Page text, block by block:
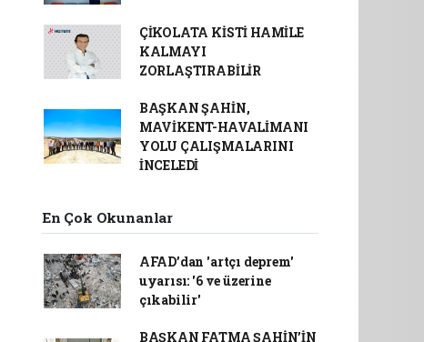
ÇİKOLATA KİSTİ HAMİLE
KALMAYI
ZORLAŞTIRABİLİR
BAŞKAN ŞAHİN,
MAVİKENT-HAVALİMANI
YOLU ÇALIŞMALARINI
İNCELEDİ
En Çok Okunanlar
AFAD’dan 'artçı deprem'
uyarısı: '6 ve üzerine
çıkabilir'
BAŞKAN FATMA ŞAHİN’İN